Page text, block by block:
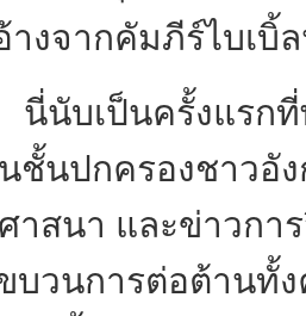
างจากคัมภีร์ไบเบิ้
เป็นครั้งแรกที่พุ
ชั้นปกครองชาวอั
าสนา และข่าวกา
บวนการต่อต้านทั้